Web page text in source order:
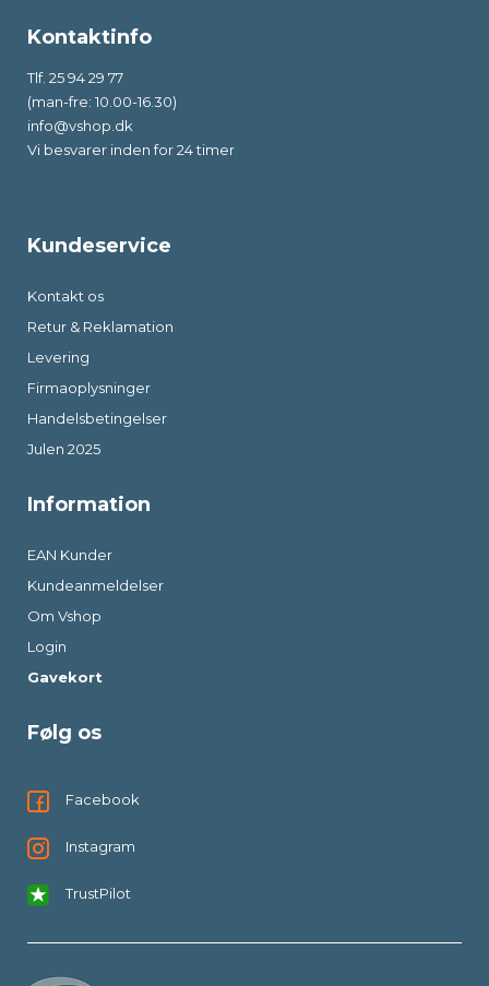
Kontaktinfo
Tlf. 25 94 29 77
(man-fre: 10.00-16.30)
info@vshop.dk
Vi besvarer inden for 24 timer
Kundeservice
Kontakt os
Retur & Reklamation
Levering
Firmaoplysninger
Handelsbetingelser
Julen 2025
Information
EAN Kunder
Kundeanmeldelser
Om Vshop
Login
Gavekort
Følg os
Facebook
Instagram
TrustPilot